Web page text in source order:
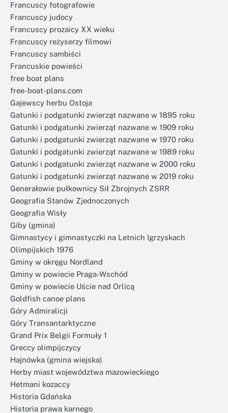
Francuscy fotografowie
Francuscy judocy
Francuscy prozaicy XX wieku
Francuscy reżyserzy filmowi
Francuscy sambiści
Francuskie powieści
free boat plans
free-boat-plans.com
Gajewscy herbu Ostoja
Gatunki i podgatunki zwierząt nazwane w 1895 roku
Gatunki i podgatunki zwierząt nazwane w 1909 roku
Gatunki i podgatunki zwierząt nazwane w 1970 roku
Gatunki i podgatunki zwierząt nazwane w 1989 roku
Gatunki i podgatunki zwierząt nazwane w 2000 roku
Gatunki i podgatunki zwierząt nazwane w 2019 roku
Generałowie pułkownicy Sił Zbrojnych ZSRR
Geografia Stanów Zjednoczonych
Geografia Wisły
Giby (gmina)
Gimnastycy i gimnastyczki na Letnich Igrzyskach
Olimpijskich 1976
Gminy w okręgu Nordland
Gminy w powiecie Praga-Wschód
Gminy w powiecie Uście nad Orlicą
Goldfish canoe plans
Góry Admiralicji
Góry Transantarktyczne
Grand Prix Belgii Formuły 1
Greccy olimpijczycy
Hajnówka (gmina wiejska)
Herby miast województwa mazowieckiego
Hetmani kozaccy
Historia Gdańska
Historia prawa karnego